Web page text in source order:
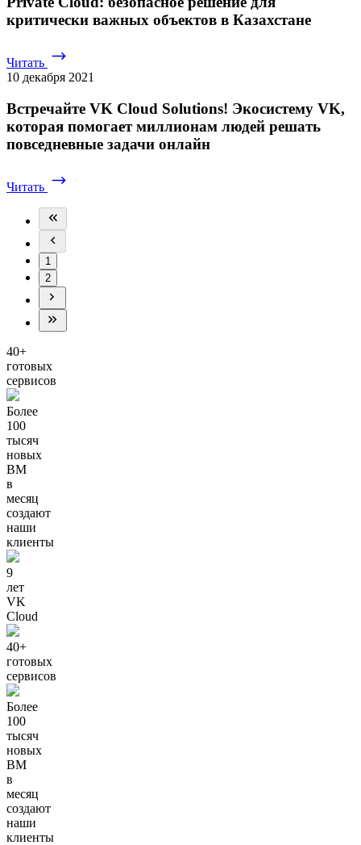
критически важных объектов в Казахстане
Читать
10 декабря 2021
Встречайте VK Cloud Solutions! Экосистему VK,
которая помогает миллионам людей решать
повседневные задачи онлайн
Читать
1
2
40+
готовых
сервисов
Более
100
тысяч
новых
ВМ
в
месяц
создают
наши
клиенты
9
лет
VK
Cloud
40+
готовых
сервисов
Более
100
тысяч
новых
ВМ
в
месяц
создают
наши
клиенты